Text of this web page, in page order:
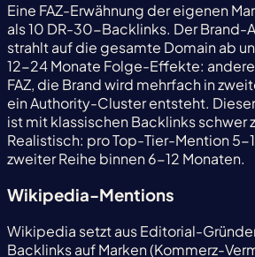
Eine FAZ-Erwähnung der eigenen
als 10 DR-30-Backlinks. Der Brand-
strahlt auf die gesamte Domain ab
12-24 Monate Folge-Effekte:
FAZ, die Brand wird mehrfach in
ein Authority-Cluster entsteht.
ist mit klassischen Backlinks schwer
Realistisch: pro Top-Tier-Mention 5-
zweiter Reihe binnen 6-12 Monaten.
Wikipedia-Mentions
Wikipedia setzt aus Editorial-
Backlinks auf Marken (Kommerz-